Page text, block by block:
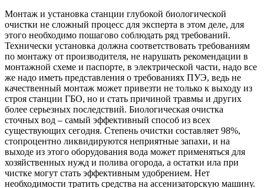
Монтаж и установка станции глубокой биологической
очистки не сложный процесс для эксперта в этом деле, для
этого необходимо пошагово соблюдать ряд требований.
Технически установка должна соответствовать требованиям
по монтажу от производителя, не нарушать рекомендации в
монтажной схеме и паспорте, в электрической части, надо все
же надо иметь представления о требованиях ПУЭ, ведь не
качественный монтаж может привезти не только к выходу из
строя станции ГБО, но и стать причиной травмы и других
более серьезных последствий. Биологическая очистка
сточных вод – самый эффективный способ из всех
существующих сегодня. Степень очистки составляет 98%,
стопроцентно ликвидируются неприятные запахи, и на
выходе из этого оборудования вода может применяться для
хозяйственных нужд и полива огорода, а остатки ила при
чистке могут стать эффективным удобрением. Нет
необходимости тратить средства на ассенизаторскую машину.